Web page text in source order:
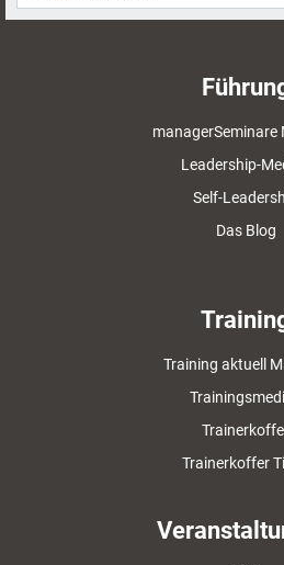
managerSeminare
Leadership-
Self-
Das Blog
Training aktuell
Trainerkoffer